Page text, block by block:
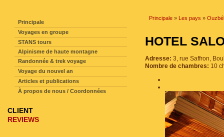
Principale » Les pays »
HOTEL
Adresse: 3, rue Saffron,
Nombre de chambres: 10
Principale
Voyages en groupe
STANS tours
Alpinisme de haute montagne
Randonnée & trek voyage
Voyage du nouvel an
Articles et publications
À propos de nous / Coordonnées
CLIENT
REVIEWS